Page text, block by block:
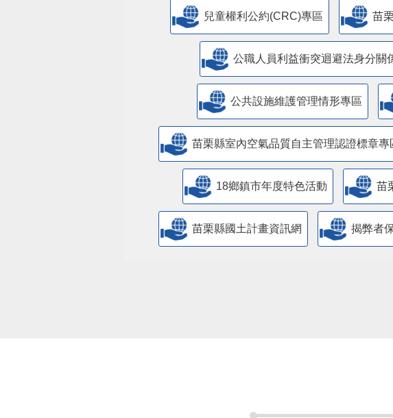
兒童權利公約(CRC)專區 苗
公職人員利益衝突迴避法身分關
​公共設施維護管理情形專區
苗栗縣室內空氣品質自主管理認證標章專
18鄉鎮市年度特色活動 苗
苗栗縣國土計畫資訊網 揭弊者